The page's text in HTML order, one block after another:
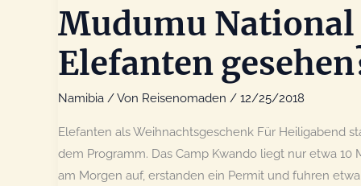
Mudumu
Elefanten
Namibia / Von Reisenomaden / 12/25/2018
Elefanten als Weihnachtsgeschenk Für Heiligabend
dem Programm. Das Camp Kwando liegt nur etwa
am Morgen auf, erstanden ein Permit und fuhren